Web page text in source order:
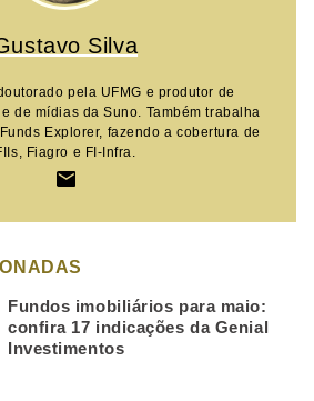
Silva
pela UFMG e produtor de
de mídias da Suno. Também trabalha
Explorer, fazendo a cobertura de
Fiagro e FI-Infra.
Fundos imobiliários para maio:
confira 17 indicações da Genial
Investimentos